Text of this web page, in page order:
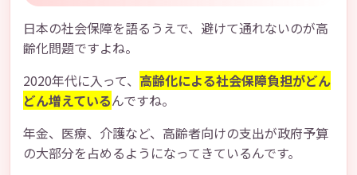
日本の社会保障を語るうえで、避けて通れないのが高
齢化問題ですよね。
2020年代に入って、 高齢化による社会保障負担がどん
どん増えているんですね。
年金、医療、介護など、高齢者向けの支出が政府予算
の大部分を占めるようになってきているんです。